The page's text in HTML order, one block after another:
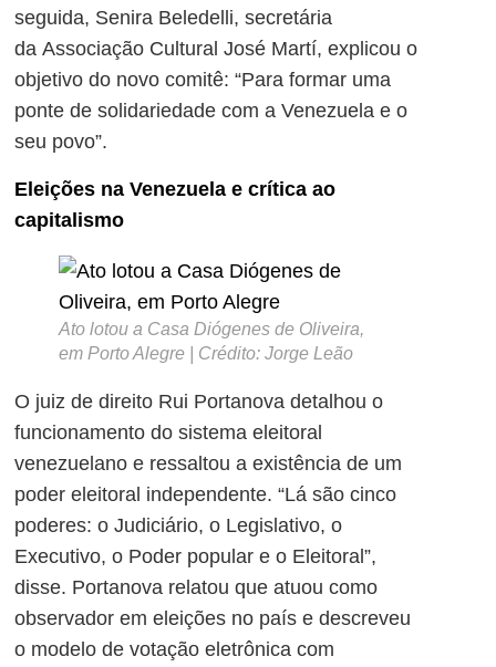
seguida, Senira Beledelli, secretária
da Associação Cultural José Martí, explicou o
objetivo do novo comitê: “Para formar uma
ponte de solidariedade com a Venezuela e o
seu povo”.
Eleições na Venezuela e crítica ao
capitalismo
Ato lotou a Casa Diógenes de Oliveira,
em Porto Alegre
Crédito: Jorge Leão
O juiz de direito Rui Portanova detalhou o
funcionamento do sistema eleitoral
venezuelano e ressaltou a existência de um
poder eleitoral independente. “Lá são cinco
poderes: o Judiciário, o Legislativo, o
Executivo, o Poder popular e o Eleitoral”,
disse. Portanova relatou que atuou como
observador em eleições no país e descreveu
o modelo de votação eletrônica com